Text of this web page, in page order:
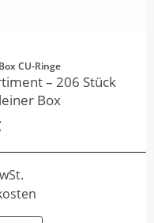
CU-Ringe
– 206 Stück
Box